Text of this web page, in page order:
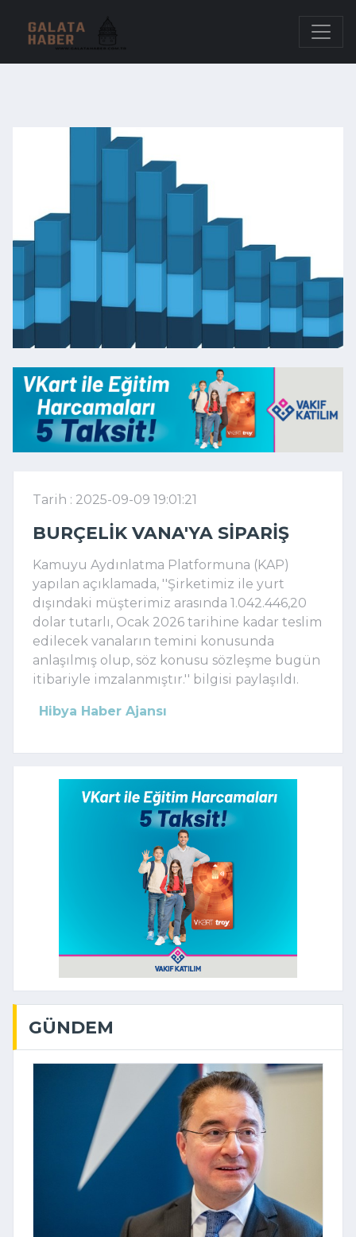
Tarih : 2025-09-09 19:01:21
BURÇELIK VANA'YA SIPARIŞ
Kamuyu Aydınlatma Platformuna (KAP)
yapılan açıklamada, ''Şirketimiz ile yurt
dışındaki müşterimiz arasında 1.042.446,20
dolar tutarlı, Ocak 2026 tarihine kadar teslim
edilecek vanaların temini konusunda
anlaşılmış olup, söz konusu sözleşme bugün
itibariyle imzalanmıştır.'' bilgisi paylaşıldı.
Hibya Haber Ajansı
GÜNDEM